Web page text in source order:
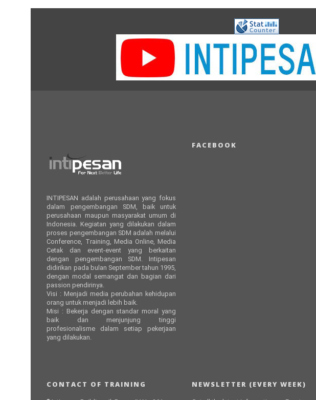
INTIPESAN adalah perusahaan yang fokus
dalam pengembangan SDM, baik untuk
perusahaan maupun masyarakat umum di
Indonesia. Kegiatan yang dilakukan dalam
proses pengembangan SDM adalah melalui
Conference, Training, Media Online, Media
Cetak dan event-event yang berkaitan
dengan pengembangan SDM. Intipesan
didirikan pada bulan September tahun 1995,
dengan modal semangat dan bagian dari
passion pendirinya.
Visi : Menjadi media perubahan kehidupan
orang untuk menjadi lebih baik.
Misi : Bekerja dengan standar moral yang
baik dan menjunjung tinggi
profesionalisme dalam setiap pekerjaan
yang dilakukan.
FACEBOOK
CONTACT OF TRAINING NEWSLETTER (EVERY WEEK)